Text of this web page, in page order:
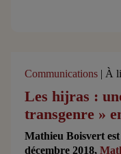
Communications | À
Les hijras :
transgenre »
Mathieu Boisvert
décembre 2018,